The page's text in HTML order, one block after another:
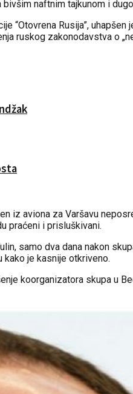
naftnim tajkunom i
“Otovrena Rusija”,
ruskog zakonodavstva o
iz aviona za Varšavu
praćeni i prisluškivani.
samo dva dana nakon
kako je kasnije otkriveno.
koorganizatora skupa u